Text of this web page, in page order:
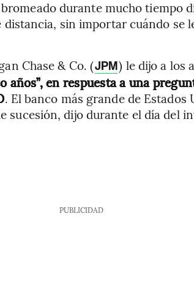
durante mucho tiempo
sin importar cuándo se
Chase & Co. (JPM) le dijo a los
años”, en respuesta a una
. El banco más grande de Estados
sucesión, dijo durante el día del
PUBLICIDAD